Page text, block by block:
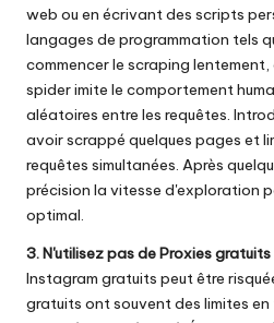
web ou en écrivant des scripts
langages de programmation tels
commencer le scraping
spider imite le comportement
aléatoires entre les requêtes.
avoir scrappé quelques pages et
requêtes simultanées. Après
précision la vitesse d'exploration
optimal.
3. N'utilisez pas de Proxies gratuits
Instagram gratuits peut être
gratuits ont souvent des limites